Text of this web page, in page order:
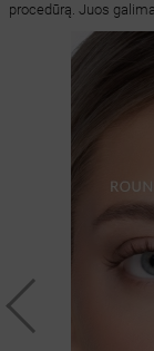
procedūrą. Juos